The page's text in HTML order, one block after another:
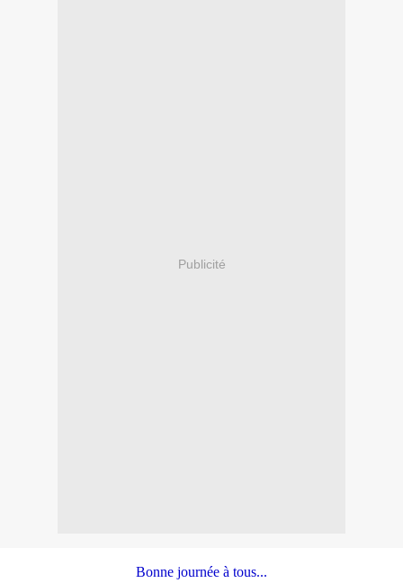
Publicité
Bonne journée à tous...